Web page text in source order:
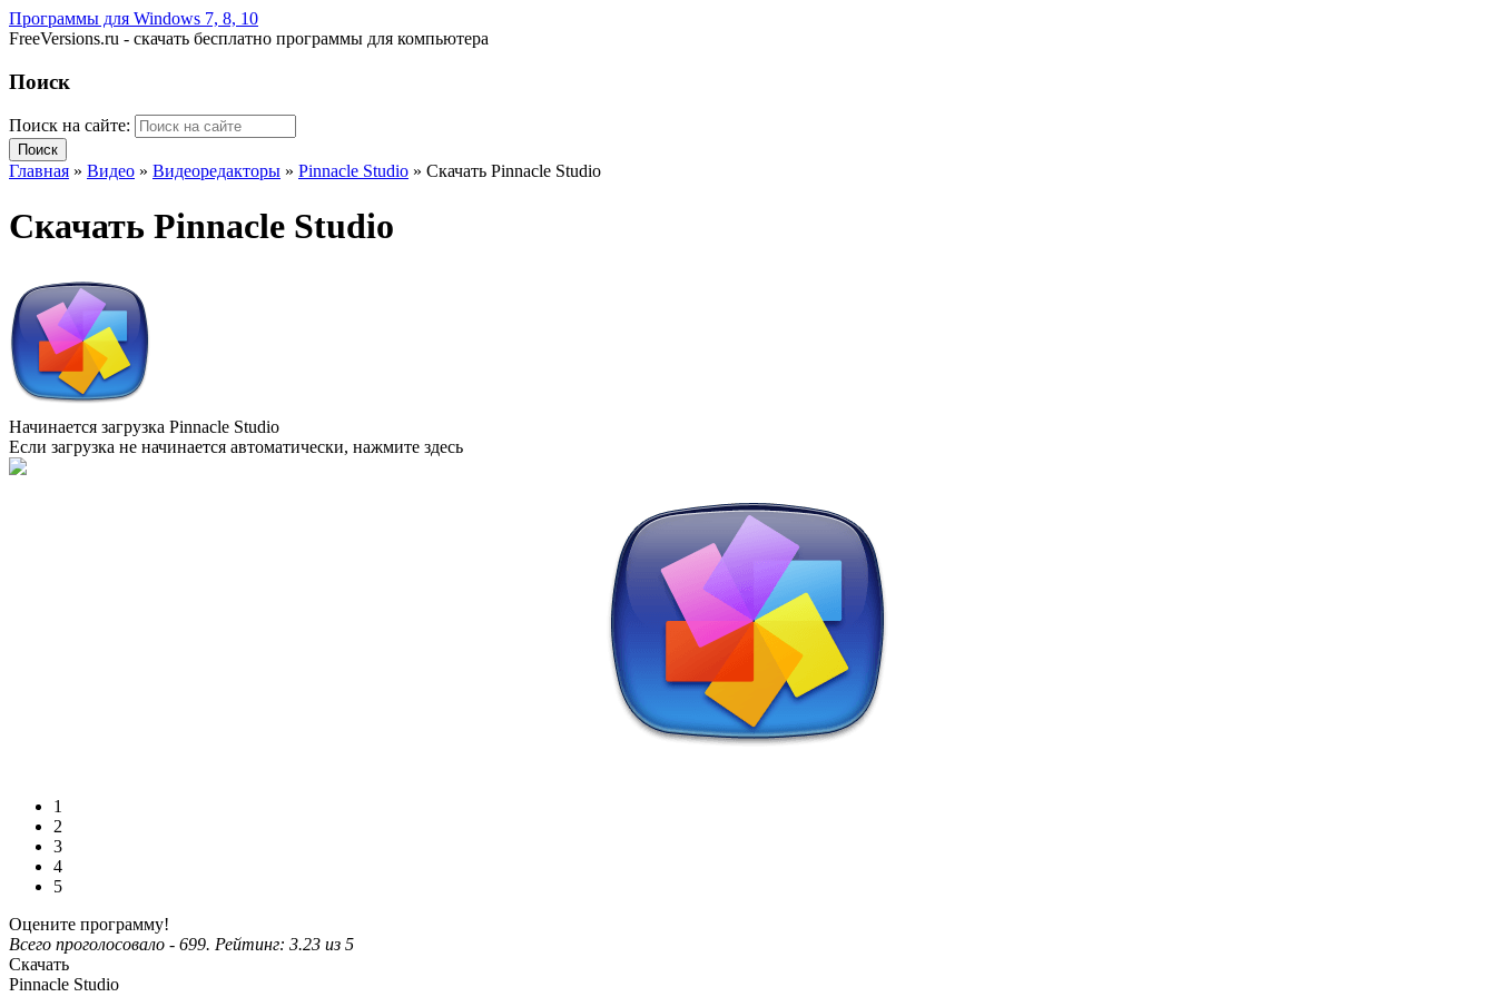
Программы для Windows 7, 8, 10
FreeVersions.ru - скачать бесплатно программы для компьютера
Поиск
Поиск на сайте:
Главная » Видео » Видеоредакторы » Pinnacle Studio » Скачать Pinnacle Studio
Скачать Pinnacle Studio
Начинается загрузка Pinnacle Studio
Если загрузка не начинается автоматически, нажмите здесь
1
2
3
4
5
Оцените программу!
Всего проголосовало - 699. Рейтинг: 3.23 из 5
Скачать
Pinnacle Studio